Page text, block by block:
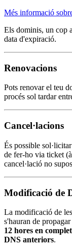
Més informació
Els dominis, un cop
data d'expiració.
Renovacions
Pots renovar el teu
procés sol tardar
Cancel·lacions
És possible
de fer-ho via ticket
cancel·lació no
Modificació de
La modificació de
s'hauran de
12 hores en
DNS anteriors.